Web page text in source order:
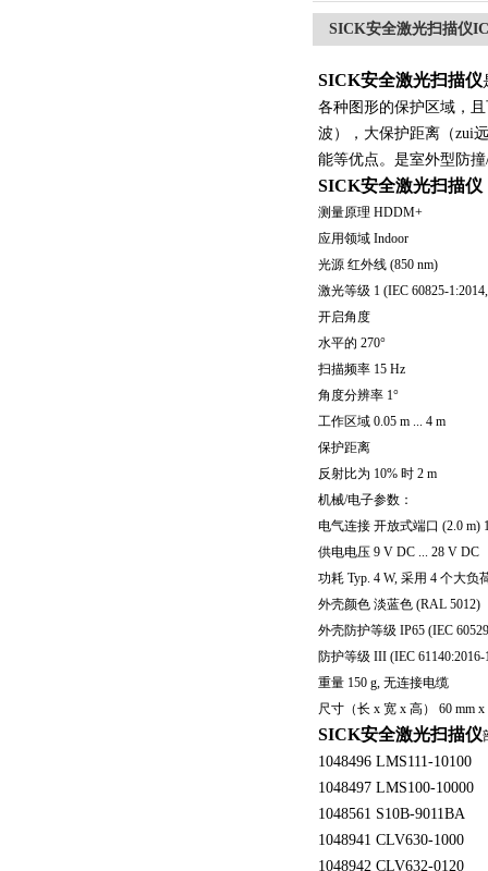
SICK安全激光扫描仪
SICK安全激光扫描仪
各种图形的保护区域，
波），大保护距离（zui
能等优点。是室外型防
SICK安全激光扫描仪
测量原理 HDDM+
应用领域 Indoor
光源 红外线 (850 nm)
激光等级 1 (IEC 60825-
开启角度
水平的 270°
扫描频率 15 Hz
角度分辨率 1°
工作区域 0.05 m ... 4 m
保护距离
反射比为 10% 时 2 m
机械/电子参数：
电气连接 开放式端口 (2.0 m)
供电电压 9 V DC ... 28 V DC
功耗 Typ. 4 W, 采用 4 个大负
外壳颜色 淡蓝色 (RAL 5012)
外壳防护等级 IP65 (IEC
防护等级 III (IEC 61140:2016-
重量 150 g, 无连接电缆
尺寸（长 x 宽 x 高） 60 mm x
SICK安全激光扫描仪
1048496 LMS111-10100
1048497 LMS100-10000
1048561 S10B-9011BA
1048941 CLV630-1000
1048942 CLV632-0120